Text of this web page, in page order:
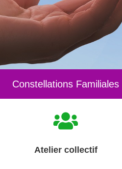
Constellations Familiales
Atelier collectif